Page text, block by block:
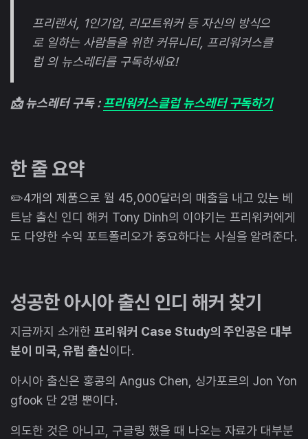
프리랜서, 1인기업, 리모트워커 등 자신의 방식으
로 일하는 사람들을 위한 커뮤니티, 프리워커스클
럽 의 뉴스레터를 구독하세요!
📩 뉴스레터 구독 :프리워커스클럽 뉴스레터 구독하기
한 줄 요약
✏️4개의 제품으로 월 45,000달러의 매출을 내고 있는 베
트남 출신 인디 해커 Tony Dinh의 이야기는 프리워커에게
도 다양한 수익 포트폴리오가 중요하다는 사실을 알려준다.
성공한 아시아 출신 인디 해커 찾기
지금까지 소개한 프리워커 Case Study의 주인공은 대부
분이 미국, 유럽 출신이다.
아시아 출신은 홍콩의 Angus Chen, 싱가포르의 Jon Yon
gfook 단 2명 뿐이다.
의도한 것은 아니고, 구글링 했을 때 나오는 자료가 대부분